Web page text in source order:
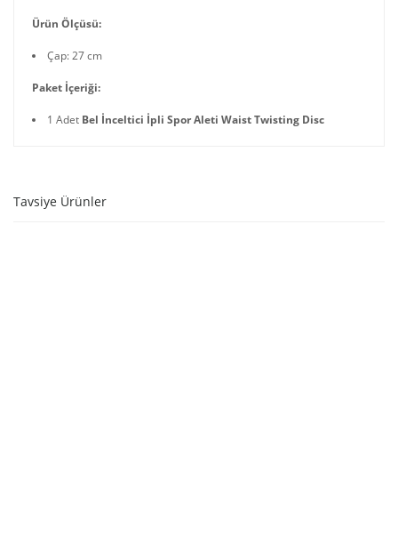
Ürün Ölçüsü:
Çap: 27 cm
Paket İçeriği:
1 Adet Bel İnceltici İpli Spor Aleti Waist Twisting Disc
Tavsiye Ürünler